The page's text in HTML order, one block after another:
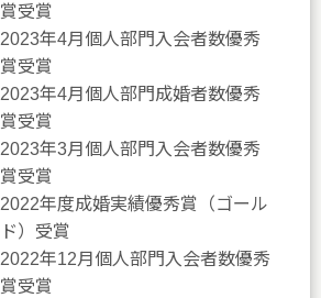
賞受賞
2023年4月個人部門入会者数優秀
賞受賞
2023年4月個人部門成婚者数優秀
賞受賞
2023年3月個人部門入会者数優秀
賞受賞
2022年度成婚実績優秀賞（ゴール
ド）受賞
2022年12月個人部門入会者数優秀
賞受賞